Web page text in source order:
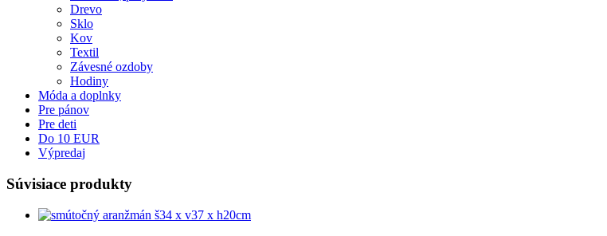
Drevo
Sklo
Kov
Textil
Závesné ozdoby
Hodiny
Móda a doplnky
Pre pánov
Pre deti
Do 10 EUR
Výpredaj
Súvisiace produkty